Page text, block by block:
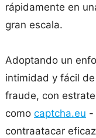
rápidamente en
gran escala.
Adoptando un
intimidad y fácil
fraude, con
como captcha.eu -
contraatacar